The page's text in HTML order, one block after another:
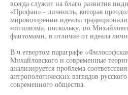
всегда служит на благо развития
«Профан» - личность, которая
мировоззрении идеалы
нигилизма, поскольку, по
фантомами, в отличие от идеала
В ч етвертом параграфе
Михайловского и современные
анализируется проблема
антропологических взглядов
современного общества.